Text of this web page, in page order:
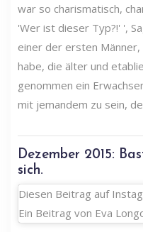
war so charismatisch,
'Wer ist dieser Typ?!' ',
einer der ersten
habe, die älter und
genommen ein
mit jemandem zu sein,
Dezember 2015:
sich.
Diesen Beitrag auf
Ein Beitrag von Eva